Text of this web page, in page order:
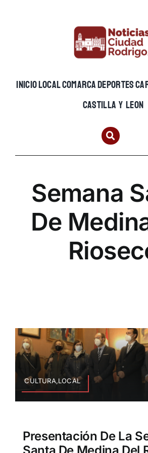
INICIOLOCALCOMARCADEPORTES
CASTILLA Y LEON
Semana
De
CULTURA,LOCAL
Presentación De La